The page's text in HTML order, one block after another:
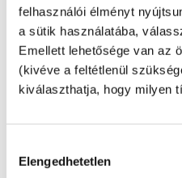
felhasználói élményt
a sütik használatába,
Emellett lehetősége van az
(kivéve a feltétlenül
kiválaszthatja, hogy milyen
kiválasztása
Elengedhetetlen